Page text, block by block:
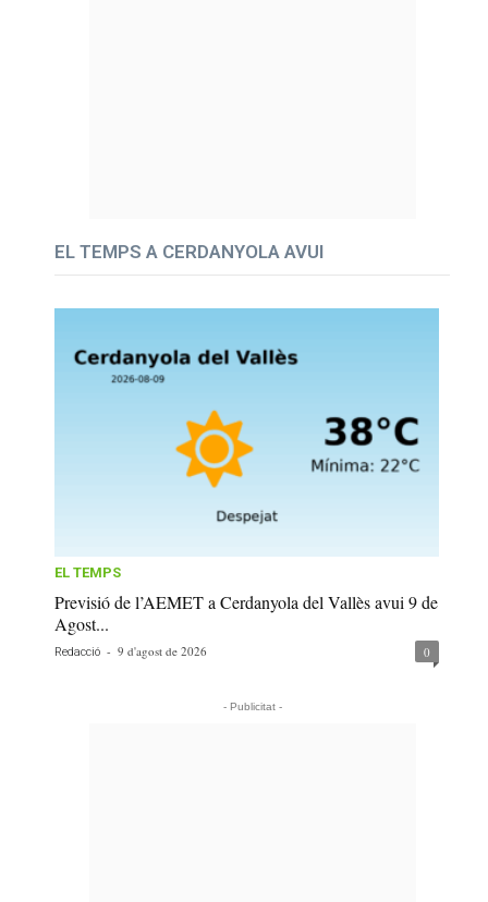
EL TEMPS A CERDANYOLA AVUI
EL TEMPS
Previsió de l’AEMET a Cerdanyola del Vallès avui 9 de
Agost...
Redacció - 9 d'agost de 2026 0
- Publicitat -